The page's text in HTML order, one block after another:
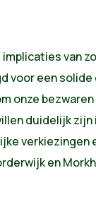
van
voor een solide
onze
duidelijk zijn
verkiezingen
en